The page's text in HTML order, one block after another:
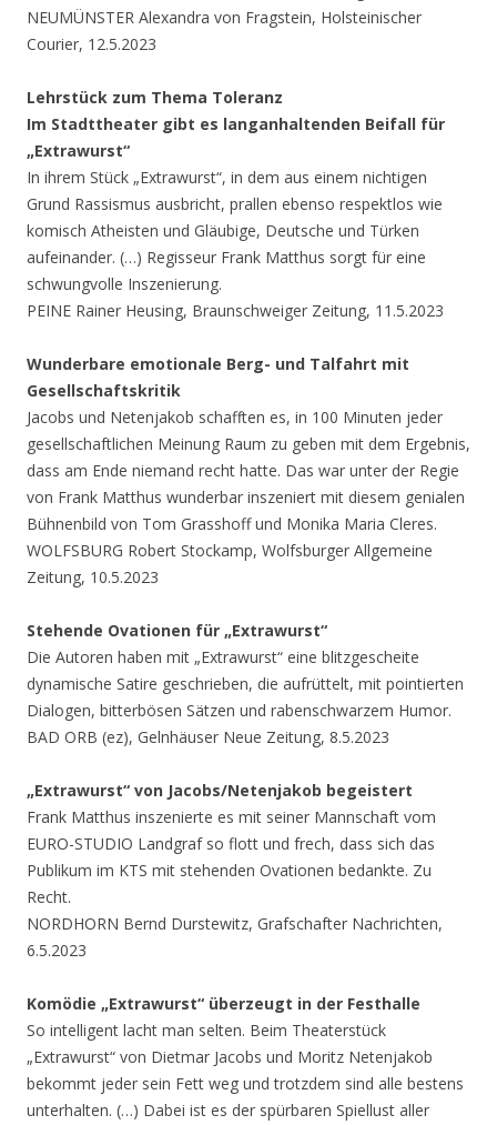
NEUMÜNSTER Alexandra von Fragstein, Holsteinischer
Courier, 12.5.2023
Lehrstück zum Thema Toleranz
Im Stadttheater gibt es langanhaltenden Beifall für
„Extrawurst“
In ihrem Stück „Extrawurst“, in dem aus einem nichtigen
Grund Rassismus ausbricht, prallen ebenso respektlos wie
komisch Atheisten und Gläubige, Deutsche und Türken
aufeinander. (…) Regisseur Frank Matthus sorgt für eine
schwungvolle Inszenierung.
PEINE Rainer Heusing, Braunschweiger Zeitung, 11.5.2023
Wunderbare emotionale Berg- und Talfahrt mit
Gesellschaftskritik
Jacobs und Netenjakob schafften es, in 100 Minuten jeder
gesellschaftlichen Meinung Raum zu geben mit dem Ergebnis,
dass am Ende niemand recht hatte. Das war unter der Regie
von Frank Matthus wunderbar inszeniert mit diesem genialen
Bühnenbild von Tom Grasshoff und Monika Maria Cleres.
WOLFSBURG Robert Stockamp, Wolfsburger Allgemeine
Zeitung, 10.5.2023
Stehende Ovationen für „Extrawurst“
Die Autoren haben mit „Extrawurst“ eine blitzgescheite
dynamische Satire geschrieben, die aufrüttelt, mit pointierten
Dialogen, bitterbösen Sätzen und rabenschwarzem Humor.
BAD ORB (ez), Gelnhäuser Neue Zeitung, 8.5.2023
„Extrawurst“ von Jacobs/Netenjakob begeistert
Frank Matthus inszenierte es mit seiner Mannschaft vom
EURO-STUDIO Landgraf so flott und frech, dass sich das
Publikum im KTS mit stehenden Ovationen bedankte. Zu
Recht.
NORDHORN Bernd Durstewitz, Grafschafter Nachrichten,
6.5.2023
Komödie „Extrawurst“ überzeugt in der Festhalle
So intelligent lacht man selten. Beim Theaterstück
„Extrawurst“ von Dietmar Jacobs und Moritz Netenjakob
bekommt jeder sein Fett weg und trotzdem sind alle bestens
unterhalten. (…) Dabei ist es der spürbaren Spiellust aller